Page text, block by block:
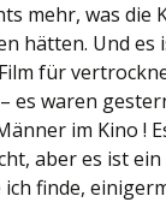
mehr, was die
hätten. Und es
für
es waren
im Kino !
aber es ist
ich finde,